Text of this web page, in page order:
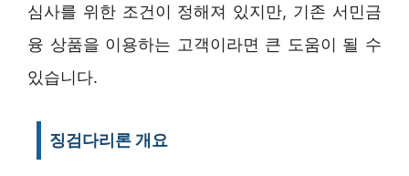
심사를 위한 조건이 정해져 있지만, 기존 서민금
융 상품을 이용하는 고객이라면 큰 도움이 될 수
있습니다.
징검다리론 개요